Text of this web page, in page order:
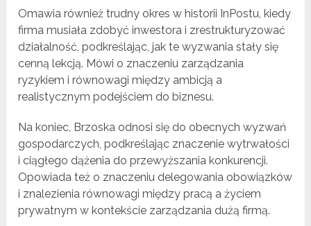
Omawia również trudny okres w historii InPostu, kiedy
firma musiała zdobyć inwestora i zrestrukturyzować
działalność, podkreślając, jak te wyzwania stały się
cenną lekcją. Mówi o znaczeniu zarządzania
ryzykiem i równowagi między ambicją a
realistycznym podejściem do biznesu.
Na koniec, Brzoska odnosi się do obecnych wyzwań
gospodarczych, podkreślając znaczenie wytrwałości
i ciągłego dążenia do przewyższania konkurencji.
Opowiada też o znaczeniu delegowania obowiązków
i znalezienia równowagi między pracą a życiem
prywatnym w kontekście zarządzania dużą firmą.